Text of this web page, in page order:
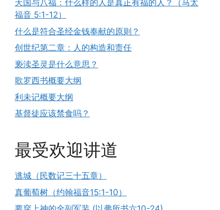
天国与八福：什么样的人是真正有福的人？（马太
福音 5:1-12）
什么是符合圣经金钱奉献的原则？
创世纪第二章：人的构造和责任
亵渎圣灵是什么意思？
歌罗西书概要大纲
利未记概要大纲
基督徒应该禁食吗？
最受欢迎讲道
逃城（民数记三十五章）
真葡萄树（约翰福音15:1-10）